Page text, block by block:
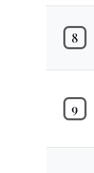
8
9